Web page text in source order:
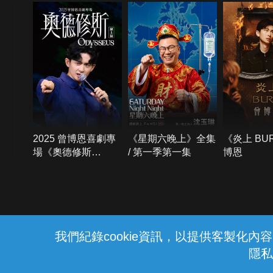
我們紀錄cookie資訊，以提供客製化內
隱
2025 曾博恩喜劇專
場《奧德修斯
《星期六晚上》全集
/ 第一季第一集
《炎上
博恩